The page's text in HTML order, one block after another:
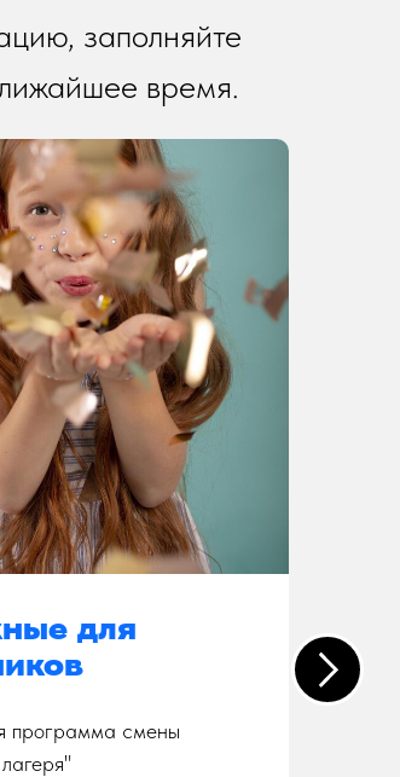
заполняйте
время.
для
программа смены